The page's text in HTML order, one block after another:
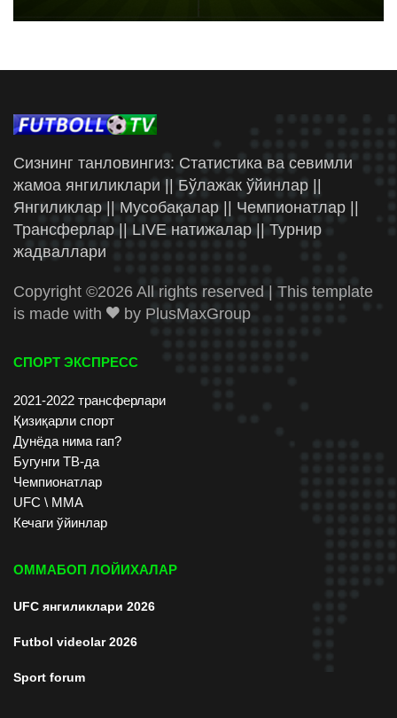
Сизнинг танловингиз: Статистика ва севимли
жамоа янгиликлари || Бўлажак ўйинлар ||
Янгиликлар || Мусобақалар || Чемпионатлар ||
Трансферлар || LIVE натижалар || Турнир
жадваллари
Copyright ©2026 All rights reserved | This template
is made with
by PlusMaxGroup
СПОРТ ЭКСПРЕСС
2021-2022 трансферлари
Қизиқарли спорт
Дунёда нима гап?
Бугунги ТВ-да
Чемпионатлар
UFC \ ММА
Кечаги ўйинлар
ОММАБОП ЛОЙИХАЛАР
UFC янгиликлари 2026
Futbol videolar 2026
Sport forum